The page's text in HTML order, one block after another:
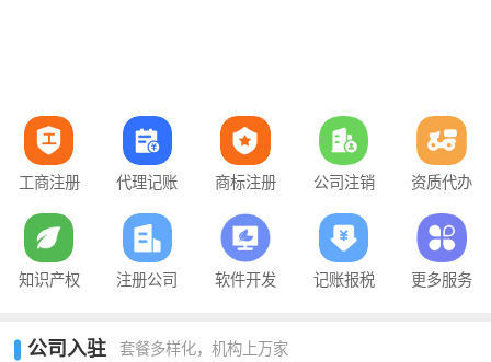
工商注册 代理记账 商标注册 公司注销 资质代办
知识产权 注册公司 软件开发 记账报税 更多服务
公司入驻 套餐多样化，机构上万家